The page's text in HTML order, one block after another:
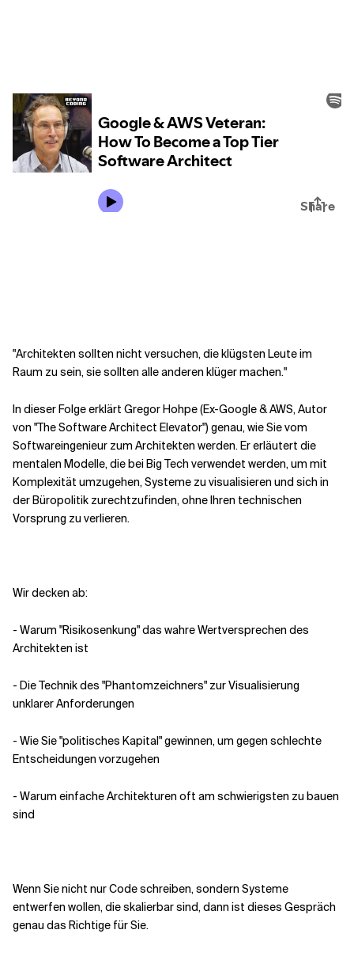
"Architekten sollten nicht versuchen, die klügsten Leute im
Raum zu sein, sie sollten alle anderen klüger machen."
In dieser Folge erklärt Gregor Hohpe (Ex-Google & AWS, Autor
von "The Software Architect Elevator") genau, wie Sie vom
Softwareingenieur zum Architekten werden. Er erläutert die
mentalen Modelle, die bei Big Tech verwendet werden, um mit
Komplexität umzugehen, Systeme zu visualisieren und sich in
der Büropolitik zurechtzufinden, ohne Ihren technischen
Vorsprung zu verlieren.
Wir decken ab:
- Warum "Risikosenkung" das wahre Wertversprechen des
Architekten ist
- Die Technik des "Phantomzeichners" zur Visualisierung
unklarer Anforderungen
- Wie Sie "politisches Kapital" gewinnen, um gegen schlechte
Entscheidungen vorzugehen
- Warum einfache Architekturen oft am schwierigsten zu bauen
sind
Wenn Sie nicht nur Code schreiben, sondern Systeme
entwerfen wollen, die skalierbar sind, dann ist dieses Gespräch
genau das Richtige für Sie.